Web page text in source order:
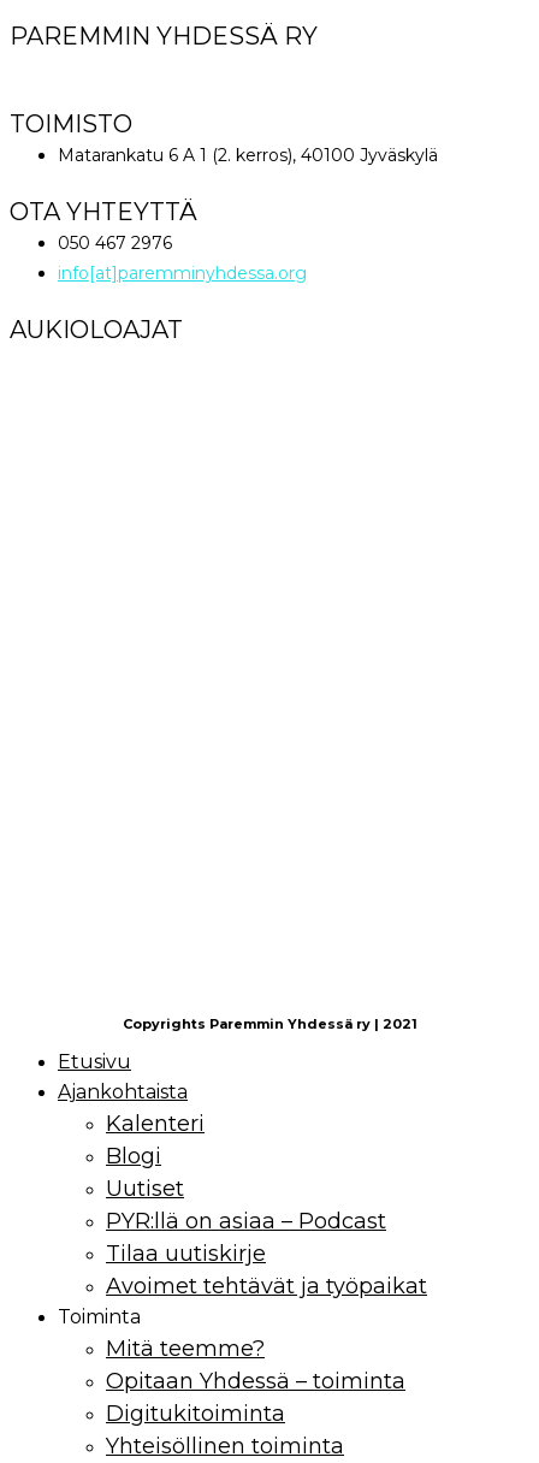
PAREMMIN YHDESSÄ RY
TOIMISTO
Matarankatu 6 A 1 (2. kerros), 40100 Jyväskylä
OTA YHTEYTTÄ
050 467 2976
info[at]paremminyhdessa.org
AUKIOLOAJAT
Copyrights Paremmin Yhdessä ry | 2021
Etusivu
Ajankohtaista
Kalenteri
Blogi
Uutiset
PYR:llä on asiaa – Podcast
Tilaa uutiskirje
Avoimet tehtävät ja työpaikat
Toiminta
Mitä teemme?
Opitaan Yhdessä – toiminta
Digitukitoiminta
Yhteisöllinen toiminta